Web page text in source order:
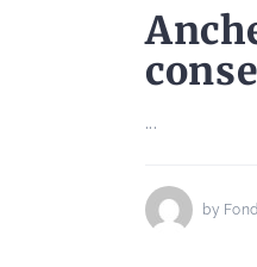
...
by